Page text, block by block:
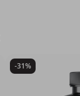
-31%